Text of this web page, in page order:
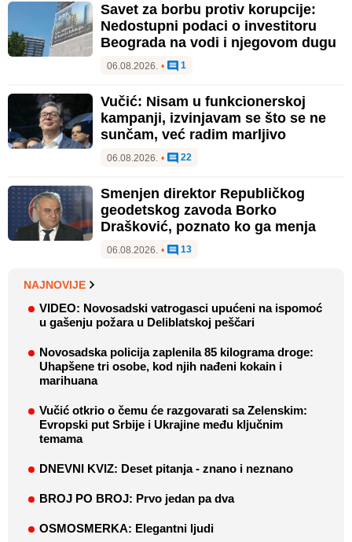
Savet za borbu protiv korupcije:
Nedostupni podaci o investitoru
Beograda na vodi i njegovom dugu
06.08.2026. • 1
Vučić: Nisam u funkcionerskoj
kampanji, izvinjavam se što se ne
sunčam, već radim marljivo
06.08.2026. • 22
Smenjen direktor Republičkog
geodetskog zavoda Borko
Drašković, poznato ko ga menja
06.08.2026. • 13
NAJNOVIJE
VIDEO: Novosadski vatrogasci upućeni na ispomoć
u gašenju požara u Deliblatskoj peščari
Novosadska policija zaplenila 85 kilograma droge:
Uhapšene tri osobe, kod njih nađeni kokain i
marihuana
Vučić otkrio o čemu će razgovarati sa Zelenskim:
Evropski put Srbije i Ukrajine među ključnim
temama
DNEVNI KVIZ: Deset pitanja - znano i neznano
BROJ PO BROJ: Prvo jedan pa dva
OSMOSMERKA: Elegantni ljudi